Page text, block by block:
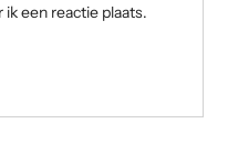
een reactie plaats.